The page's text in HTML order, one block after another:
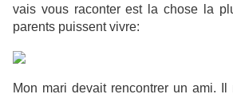
vais vous raconter est la chose la
parents puissent vivre:
Mon mari devait rencontrer un ami. Il